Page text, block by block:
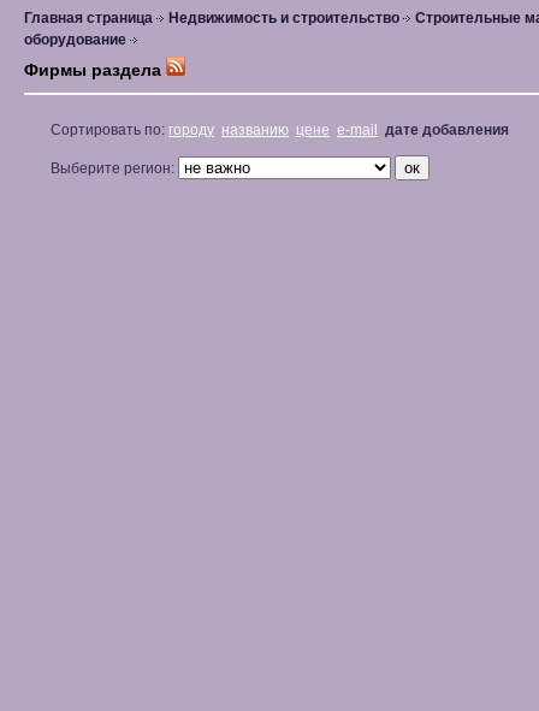
Главная страница Недвижимость и строительство
Строительные
оборудование
Фирмы раздела
Сортировать по: городу названию цене e-mail дате добавления
Выберите регион: